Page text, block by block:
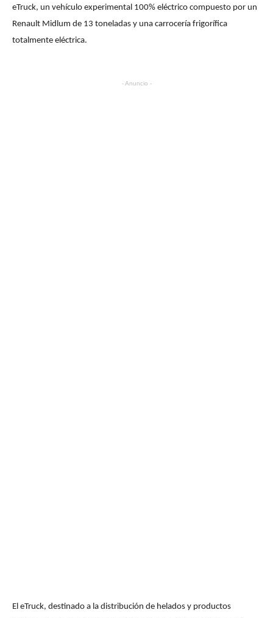
eTruck, un vehículo experimental 100% eléctrico compuesto por un
Renault Midlum de 13 toneladas y una carrocería frigorífica
totalmente eléctrica.
- Anuncio -
El eTruck, destinado a la distribución de helados y productos